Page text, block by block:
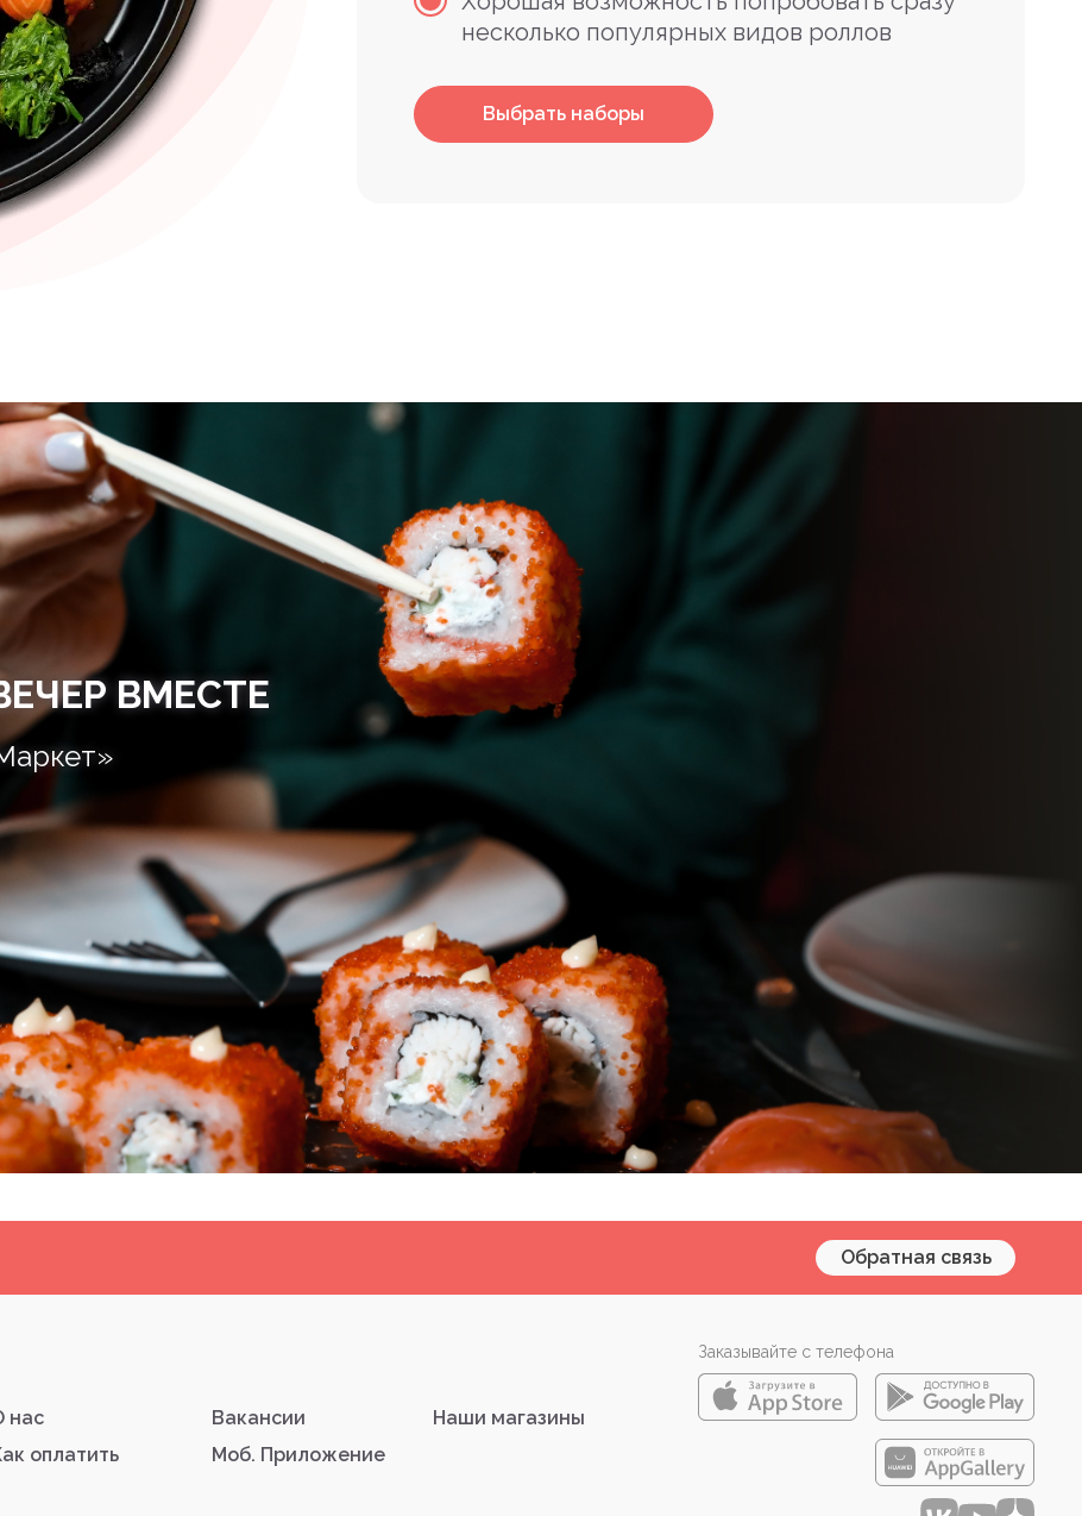
несколько популярных видов роллов
Выбрать наборы
ВМЕСТЕ
Обратная связь
нас Вакансии
Наши магазины
оплатить Моб. Приложение
Заказывайте с телефона